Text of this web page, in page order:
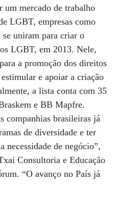
um mercado de trabalho
LGBT, empresas como
uniram para criar o
LGBT, em 2013. Nele,
a promoção dos direitos
e apoiar a criação
a lista conta com 35
e BB Mapfre.
companhias brasileiras já
de diversidade e ter
necessidade de negócio”,
Consultoria e Educação
“O avanço no País já